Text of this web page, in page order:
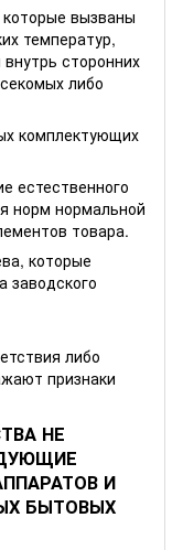
вызваны
температур,
сторонних
либо
комплектующих
естественного
норм нормальной
товара.
которые
заводского
либо
признаки
НЕ
И
БЫТОВЫХ